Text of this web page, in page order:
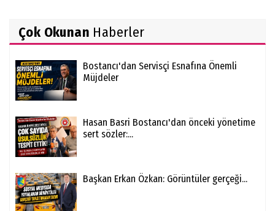
Çok Okunan Haberler
Bostancı'dan Servisçi Esnafına Önemli
Müjdeler
Hasan Basri Bostancı'dan önceki yönetime
sert sözler:...
Başkan Erkan Özkan: Görüntüler gerçeği...